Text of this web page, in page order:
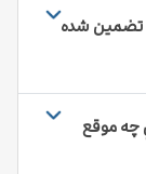
تضمین شده
چه موقع